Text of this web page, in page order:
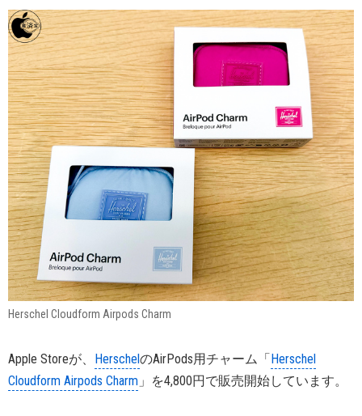
Herschel Cloudform Airpods Charm
Apple Storeが、 Herschel のAirPods用チャーム「 Herschel
Cloudform Airpods Charm 」を4,800円で販売開始しています。